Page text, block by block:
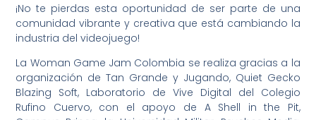
¡No te pierdas esta oportunidad de ser parte de una
comunidad vibrante y creativa que está cambiando la
industria del videojuego!
La Woman Game Jam Colombia se realiza gracias a la
organización de Tan Grande y Jugando, Quiet Gecko
Blazing Soft, Laboratorio de Vive Digital del Colegio
Rufino Cuervo, con el apoyo de A Shell in the Pit,